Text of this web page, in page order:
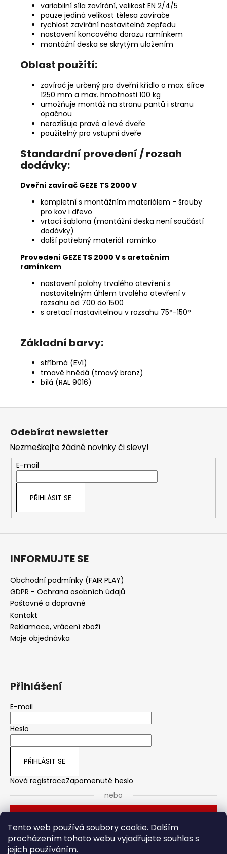
Tento web používá soubory cookie. Dalším
procházením tohoto webu vyjadřujete souhlas s
jejich používáním.
variabilní síla zavírání, velikost EN 2/4/5
pouze jediná velikost tělesa zavírače
rychlost zavírání nastavitelná zepředu
nastavení koncového dorazu ramínkem
montážní deska se skrytým uložením
Oblast použití:
zavírač je určený pro dveřní křídlo o max. šířce
1250 mm a max. hmotnosti 100 kg
umožňuje montáž na stranu pantů i stranu
opačnou
nerozlišuje pravé a levé dveře
použitelný pro vstupní dveře
Standardní provedení / rozsah
dodávky:
Dveřní zavírač GEZE TS 2000 V
kompletní s montážním materiálem - šrouby
pro kov i dřevo
vrtací šablona (montážní deska není součástí
dodávky)
další potřebný materiál: ramínko
Provedení GEZE TS 2000 V s aretačním
ramínkem
nastavení polohy trvalého otevření s
nastavitelným úhlem trvalého otevření v
rozsahu od 700 do 1500
s aretací nastavitelnou v rozsahu 75°-150°
Základní barvy:
stříbrná (EV1)
tmavě hnědá (tmavý bronz)
bílá (RAL 9016)
Odebírat newsletter
Nezmeškejte žádné novinky či slevy!
E-mail
PŘIHLÁSIT SE
INFORMUJTE SE
Obchodní podmínky (FAIR PLAY)
GDPR - Ochrana osobních údajů
Poštovné a dopravné
Kontakt
Reklamace, vrácení zboží
Moje objednávka
Přihlášení
E-mail
Heslo
PŘIHLÁSIT SE
Nová registraceZapomenuté heslo
nebo